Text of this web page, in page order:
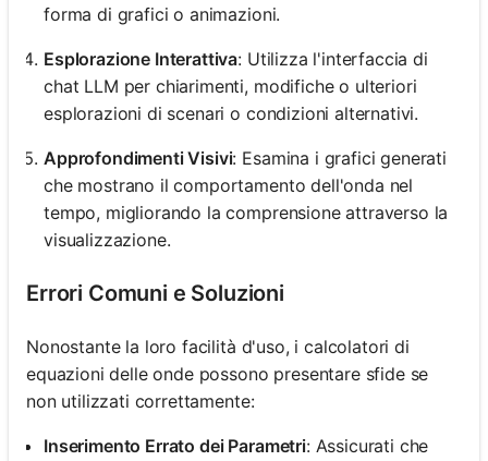
forma di grafici o animazioni.
Esplorazione Interattiva: Utilizza l'interfaccia di
chat LLM per chiarimenti, modifiche o ulteriori
esplorazioni di scenari o condizioni alternativi.
Approfondimenti Visivi: Esamina i grafici generati
che mostrano il comportamento dell'onda nel
tempo, migliorando la comprensione attraverso la
visualizzazione.
Errori Comuni e Soluzioni
Nonostante la loro facilità d'uso, i calcolatori di
equazioni delle onde possono presentare sfide se
non utilizzati correttamente:
Inserimento Errato dei Parametri: Assicurati che